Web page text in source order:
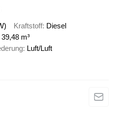
Kraftstoff Diesel
39,48 m³
Luft/Luft